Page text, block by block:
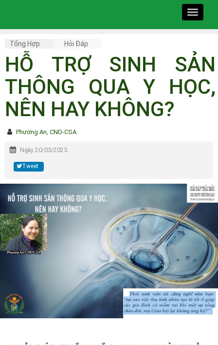
Toggle
Tổng Hợp Hỏi Đáp
HỖ TRỢ SINH SẢN
THÔNG QUA Y HỌC,
NÊN HAY KHÔNG?
Phương An, CND-CSA
Ngày 20/03/2023
Tweet